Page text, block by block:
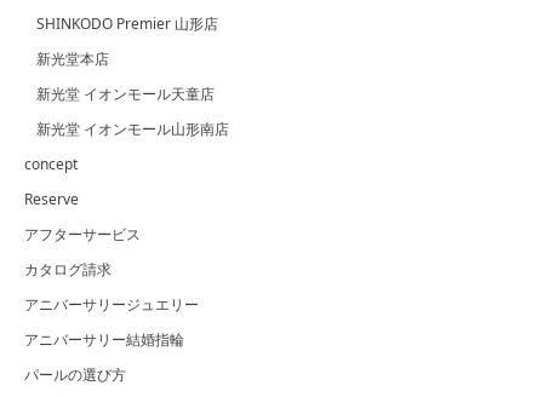
SHINKODO Premier 山形店
新光堂本店
新光堂 イオンモール天童店
新光堂 イオンモール山形南店
concept
Reserve
アフターサービス
カタログ請求
アニバーサリージュエリー
アニバーサリー結婚指輪
パールの選び方